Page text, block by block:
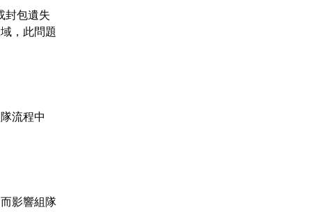
封包遺失
，此問題
流程中
影響組隊